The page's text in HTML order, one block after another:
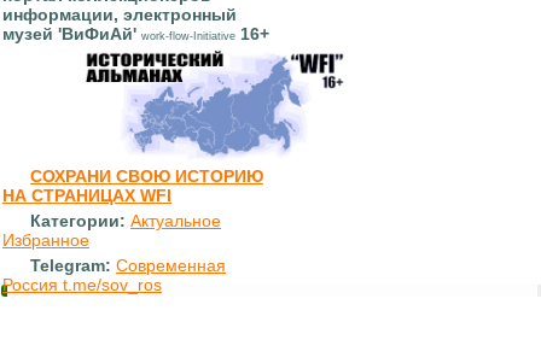
информации, электронный
музей 'ВиФиАй' work-flow-Initiative 16+
СОХРАНИ СВОЮ ИСТОРИЮ
НА СТРАНИЦАХ WFI
Категории: Актуальное
Избранное
Telegram: Современная
Россия t.me/sov_ros